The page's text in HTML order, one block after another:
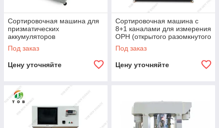
Сортировочная машина для
призматических
аккумуляторов
Под заказ
Цену уточняйте
Сортировочная машина с
8+1 каналами для измерения
ОРН (открытого разомкнутого
напряжения) призматических
аккумуляторов
Под заказ
Цену уточняйте